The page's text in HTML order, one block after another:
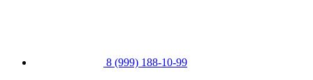
8 (999) 188-10-99